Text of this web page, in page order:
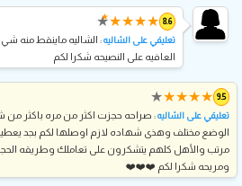
8.6
★
★
★
★
★
★
تعليقي على الشاليه: الشاليه ماينقط منه
العافيه على النصيحه شكرا لكم
9.5
★
★
★
★
★
تعليقي على الشاليه: صراحه حجزت اكثر من مره باكثر من
الوضع مختلف وهذى شهاده لازم اوصلها لكم بجد
مرتب والأهل كلهم يتشكرون على تعاملك وطريقه
ومريحه شكرا لكم ❤️❤️❤️